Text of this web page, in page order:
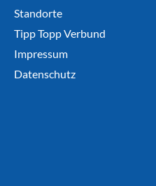
Standorte
Tipp Topp Verbund
Impressum
Datenschutz